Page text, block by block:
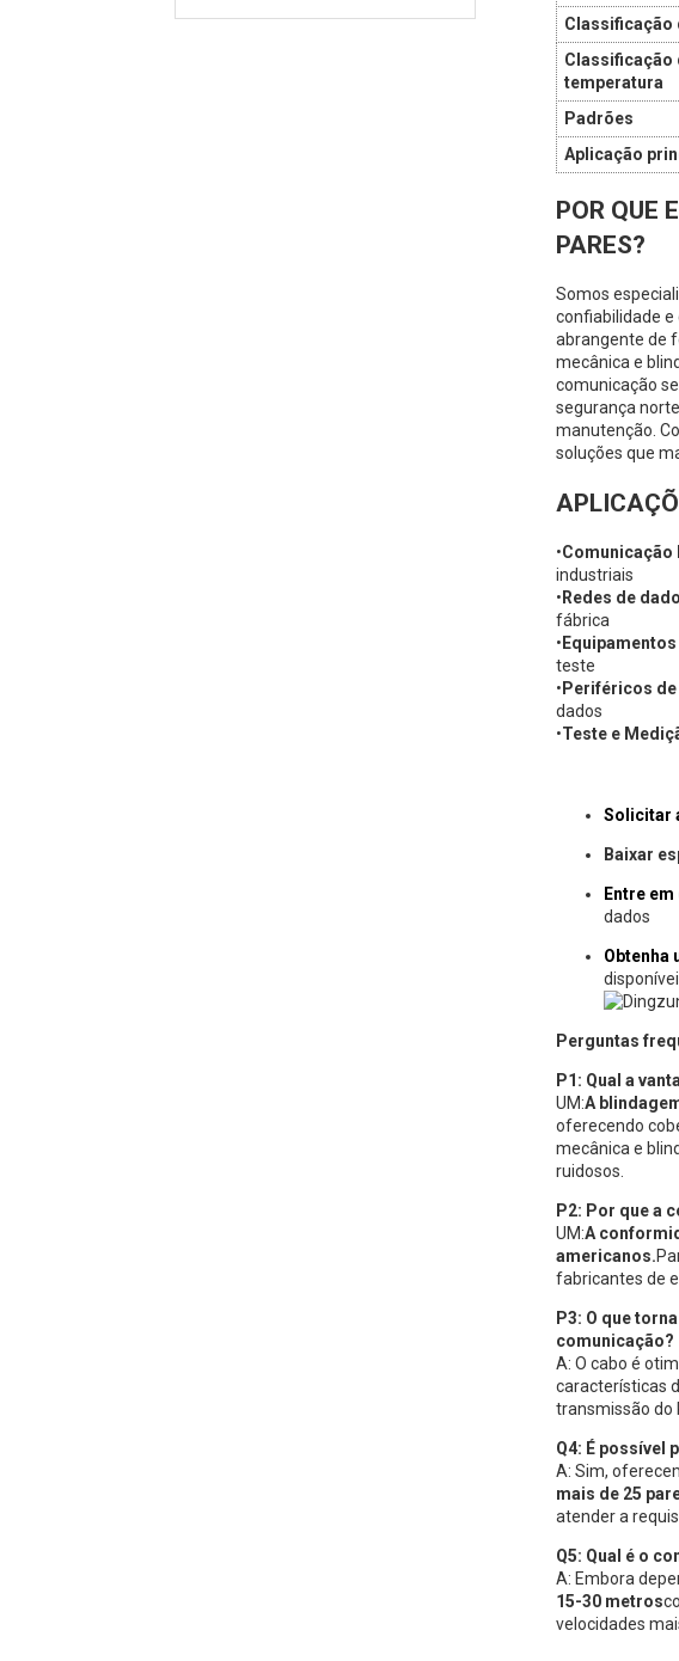
Classificação
Classificação
temperatura
Padrões
Aplicação
POR QUE
PARES?
Somos
confiabilidade
abrangente de
mecânica e
comunicação
segurança
manutenção.
soluções que
•Comunicação
industriais
• Redes de
fábrica
•
teste
• Periféricos
dados
•Teste e
Solicitar
Baixar
Entre
dados
Obtenha
Perguntas
P1: Qual a
UM:A
oferecendo
mecânica e
ruidosos.
P2: Por que a
UM:A
americanos.
fabricantes de
P3: O que
comunicação?
A: O cabo é
características
transmissão do
Q4: É possível
A: Sim,
mais de 25
atender a
Q5: Qual é o
A: Embora
15-30 metros
velocidades